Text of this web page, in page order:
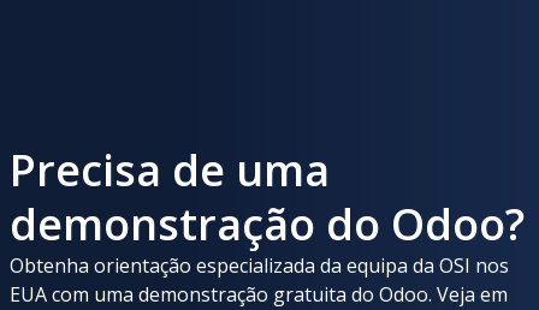
Precisa de uma
demonstração do Odoo?
Obtenha orientação especializada da equipa da OSI nos
EUA com uma demonstração gratuita do Odoo. Veja em